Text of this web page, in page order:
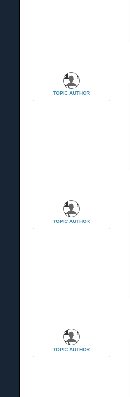
TOPIC AUTHOR
TOPIC AUTHOR
TOPIC AUTHOR